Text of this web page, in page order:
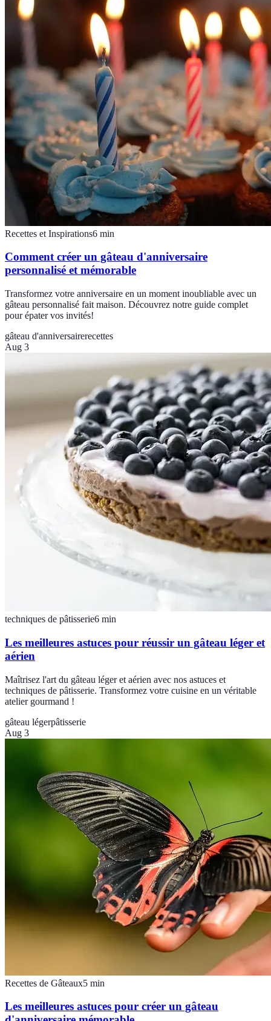
Recettes et Inspirations6 min
Comment créer un gâteau d'anniversaire
personnalisé et mémorable
Transformez votre anniversaire en un moment inoubliable avec un
gâteau personnalisé fait maison. Découvrez notre guide complet
pour épater vos invités!
gâteau d'anniversairerecettes
Aug 3
techniques de pâtisserie6 min
Les meilleures astuces pour réussir un gâteau léger et
aérien
Maîtrisez l'art du gâteau léger et aérien avec nos astuces et
techniques de pâtisserie. Transformez votre cuisine en un véritable
atelier gourmand !
gâteau légerpâtisserie
Aug 3
Recettes de Gâteaux5 min
Les meilleures astuces pour créer un gâteau